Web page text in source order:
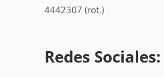
4442307 (rot.)
Redes Sociales: